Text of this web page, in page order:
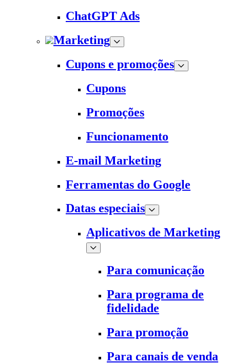
ChatGPT Ads
Marketing
Cupons e promoções
Cupons
Promoções
Funcionamento
E-mail Marketing
Ferramentas do Google
Datas especiais
Aplicativos de Marketing
Para comunicação
Para programa de
fidelidade
Para promoção
Para canais de venda